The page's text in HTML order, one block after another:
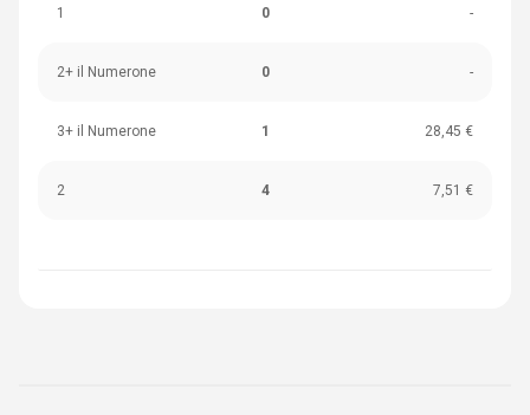
1 0 -
2+ il Numerone 0 -
3+ il Numerone 1 28,45 €
2 4 7,51 €